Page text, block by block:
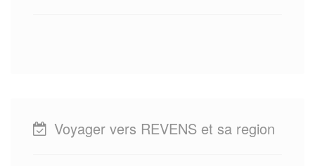
Voyager vers REVENS et sa region